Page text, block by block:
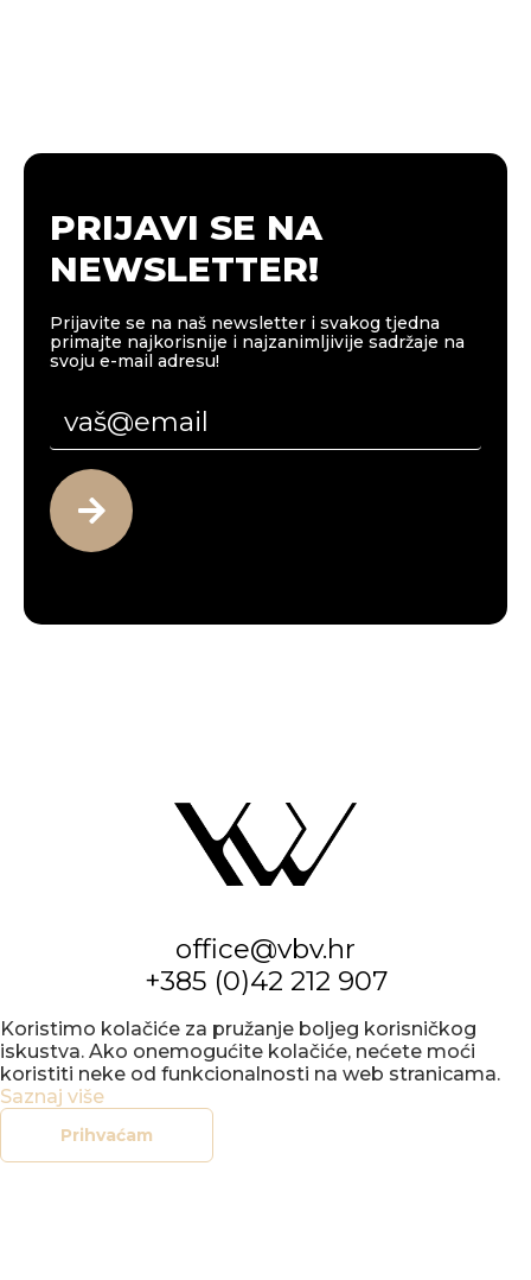
PRIJAVI SE NA
NEWSLETTER!
Prijavite se na naš newsletter i svakog tjedna
primajte najkorisnije i najzanimljivije sadržaje na
svoju e-mail adresu!
office@vbv.hr
+385 (0)42 212 907
KONCERTNI
Koristimo kolačiće za pružanje boljeg korisničkog
iskustva. Ako onemogućite kolačiće, nećete moći
koristiti neke od funkcionalnosti na web stranicama.
Saznaj više
Prihvaćam